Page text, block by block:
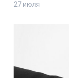
27 июля